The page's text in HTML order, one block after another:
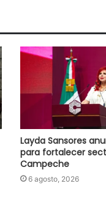
Layda Sansores
para fortalecer
Campeche
6 agosto, 2026